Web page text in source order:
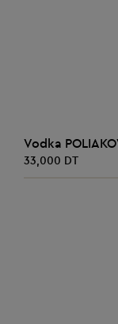
Vodka
33,000 DT